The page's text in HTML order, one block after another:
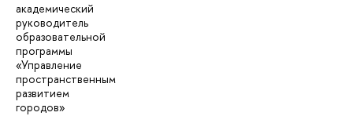
академический
руководитель
образовательной
программы
«Управление
пространственным
развитием
городов»